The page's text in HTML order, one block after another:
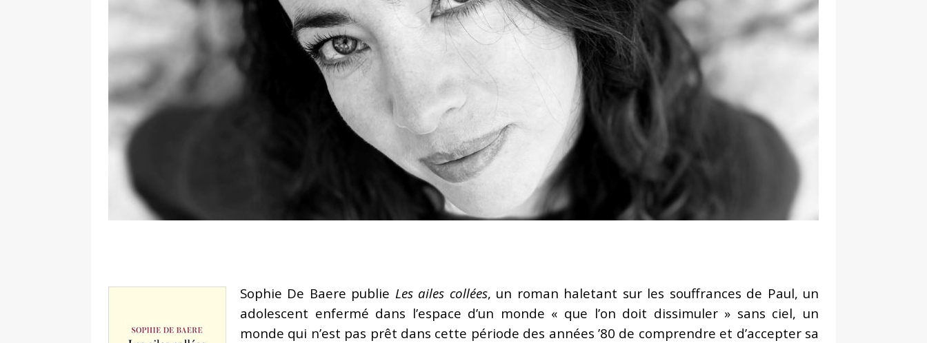
de la réalité » – entretien réalisé par Leonard Popa
FEATURED
[ 2 février 2026 ]
Lancement du roman Le Saint n°6 de Tatiana Niculescu aux Éditions
L’Harmattan
[ 8 janvier 2026 ]
Interview. Pascal Louvrier : Malraux est là où il faut être quand la liberté l’exige
face aux dictatures
Interview – Adélaïde de Clermont-Tonnerre, Prix Renaudot 2025 : Revisiter
FEATURED
Interview. Sarah Hatimi : Pour moi, le poète accepte de prêter sa voix aux
FEATURED
Sophie De Baere publie Les ailes collées, un roman haletant sur les souffrances de Paul, un
adolescent enfermé dans l’espace d’un monde « que l’on doit dissimuler » sans ciel, un
monde qui n’est pas prêt dans cette période des années ’80 de comprendre et d’accepter sa